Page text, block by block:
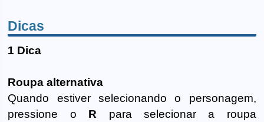
Dicas
1 Dica
Roupa alternativa
Quando estiver selecionando o personagem,
pressione o R para selecionar a roupa